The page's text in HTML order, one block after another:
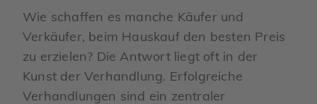
Wie schaffen es manche Käufer und
Verkäufer, beim Hauskauf den besten Preis
zu erzielen? Die Antwort liegt oft in der
Kunst der Verhandlung. Erfolgreiche
Verhandlungen sind ein zentraler